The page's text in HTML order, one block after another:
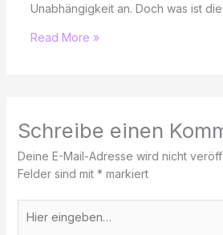
Unabhängigkeit an. Doch was ist
Read More »
Schreibe einen
Deine E-Mail-Adresse wird nicht
Felder sind mit * markiert
eingeben…